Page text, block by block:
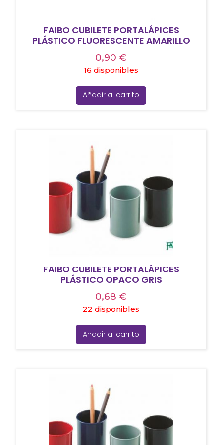
FAIBO CUBILETE PORTALÁPICES
PLÁSTICO FLUORESCENTE AMARILLO
0,90 €
16 disponibles
Añadir al carrito
FAIBO CUBILETE PORTALÁPICES
PLÁSTICO OPACO GRIS
0,68 €
22 disponibles
Añadir al carrito